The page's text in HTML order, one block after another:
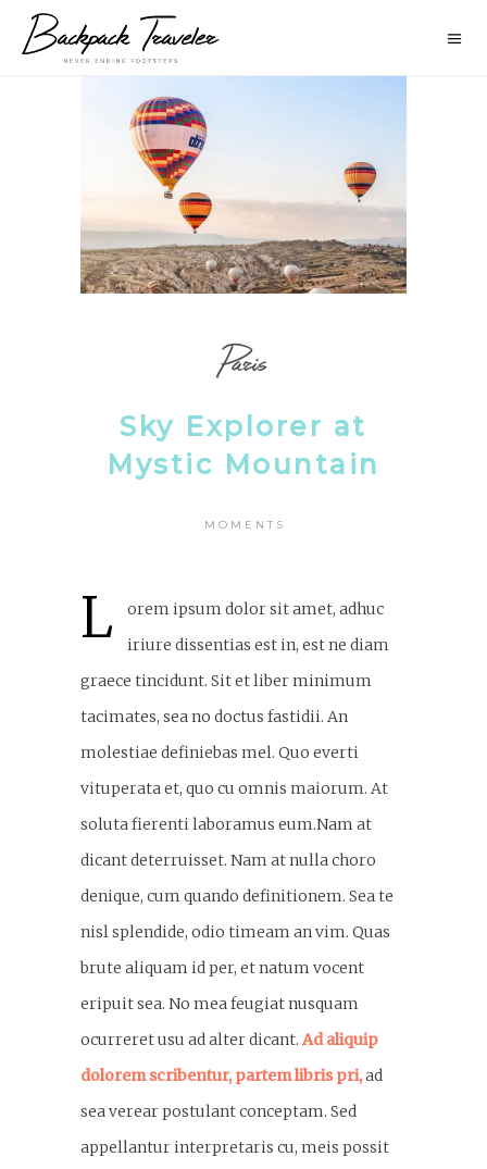
Paris
Sky Explorer at
Mystic Mountain
MOMENTS
L
orem ipsum dolor sit amet, adhuc
iriure dissentias est in, est ne diam
graece tincidunt. Sit et liber minimum
tacimates, sea no doctus fastidii. An
molestiae definiebas mel. Quo everti
vituperata et, quo cu omnis maiorum. At
soluta fierenti laboramus eum.Nam at
dicant deterruisset. Nam at nulla choro
denique, cum quando definitionem. Sea te
nisl splendide, odio timeam an vim. Quas
brute aliquam id per, et natum vocent
eripuit sea. No mea feugiat nusquam
ocurreret usu ad alter dicant. Ad aliquip
dolorem scribentur, partem libris pri,ad
sea verear postulant conceptam. Sed
appellantur interpretaris cu, meis possit